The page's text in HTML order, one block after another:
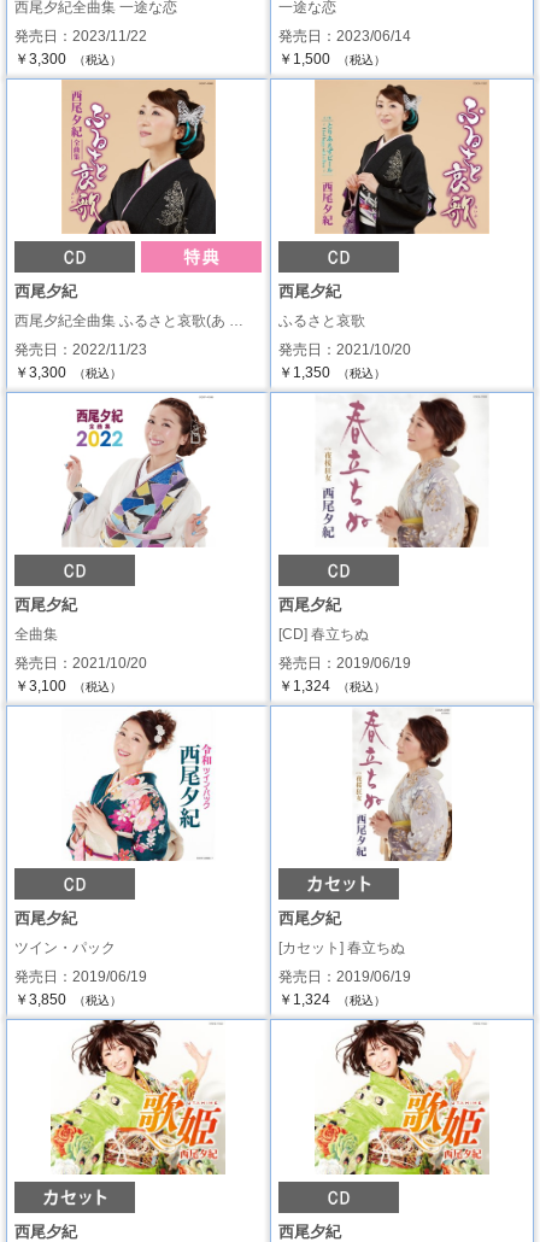
西尾夕紀全曲集 一途な恋
発売日：2023/11/22
￥3,300
（税込）
一途な恋
発売日：2023/06/14
￥1,500
（税込）
西尾夕紀
西尾夕紀全曲集 ふるさと哀歌(あ …
発売日：2022/11/23
￥3,300
（税込）
西尾夕紀
ふるさと哀歌
発売日：2021/10/20
￥1,350
（税込）
西尾夕紀
全曲集
発売日：2021/10/20
￥3,100
（税込）
西尾夕紀
[CD] 春立ちぬ
発売日：2019/06/19
￥1,324
（税込）
西尾夕紀
ツイン・パック
発売日：2019/06/19
￥3,850
（税込）
西尾夕紀
[カセット] 春立ちぬ
発売日：2019/06/19
￥1,324
（税込）
西尾夕紀 西尾夕紀